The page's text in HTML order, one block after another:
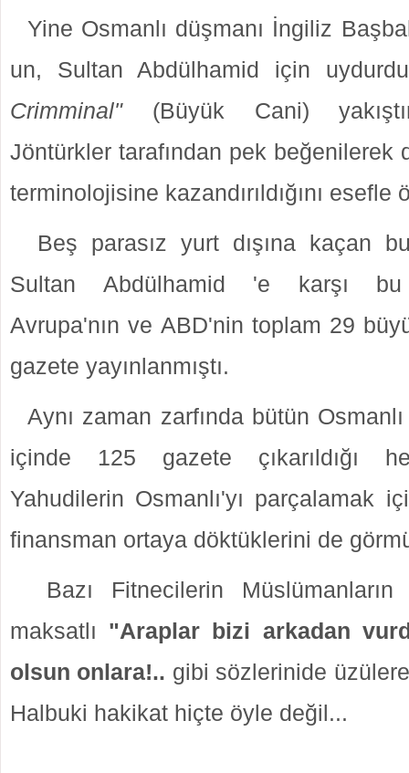
Yine Osmanlı düşmanı İngiliz
un, Sultan Abdülhamid için
Crimminal"(Büyük Cani)
Jöntürkler tarafından pek beğenilerek
terminolojisine kazandırıldığını esefle
Beş parasız yurt dışına kaçan
Sultan Abdülhamid 'e karşı bu
Avrupa'nın ve ABD'nin toplam 29
gazete yayınlanmıştı.
Aynı zaman zarfında bütün Osmanlı
içinde 125 gazete çıkarıldığı
Yahudilerin Osmanlı'yı parçalamak
finansman ortaya döktüklerini de
Bazı Fitnecilerin Müslümanların
maksatlı "Araplar bizi arkadan
olsun onlara!.. gibi sözlerinide
Halbuki hakikat hiçte öyle değil...